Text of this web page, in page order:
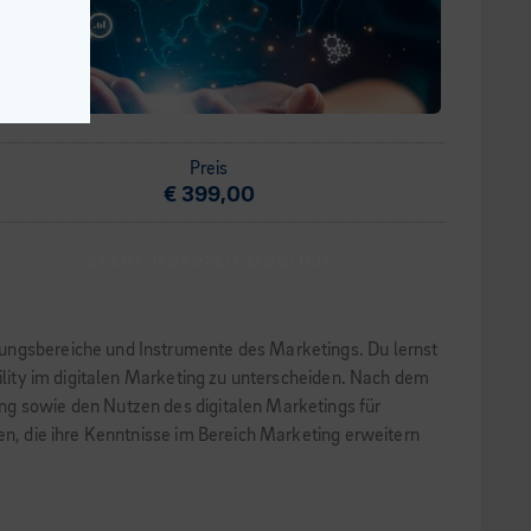
Preis
€ 399,00
und Instrumente des Marketings. Du lernst
im digitalen Marketing zu unterscheiden. Nach dem
sowie den Nutzen des digitalen Marketings für
die ihre Kenntnisse im Bereich Marketing erweitern